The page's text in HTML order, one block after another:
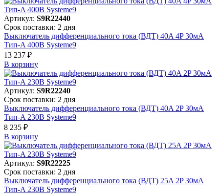
Артикул: S9R22440
Срок поставки: 2 дня
Выключатель дифференциального тока (ВДТ) 40A 4P 30мА
Тип-A 400В Systeme9
13 237 ₽
В корзинy
Артикул: S9R22240
Срок поставки: 2 дня
Выключатель дифференциального тока (ВДТ) 40A 2P 30мА
Тип-A 230В Systeme9
8 235 ₽
В корзинy
Артикул: S9R22225
Срок поставки: 2 дня
Выключатель дифференциального тока (ВДТ) 25A 2P 30мА
Тип-A 230В Systeme9